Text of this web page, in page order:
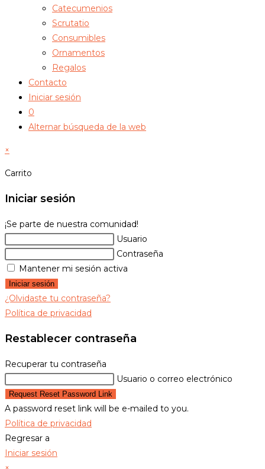
Catecumenios
Scrutatio
Consumibles
Ornamentos
Regalos
Contacto
Iniciar sesión
0
Alternar búsqueda de la web
×
Carrito
Iniciar sesión
¡Se parte de nuestra comunidad!
Usuario
Contraseña
Mantener mi sesión activa
Iniciar sesión
¿Olvidaste tu contraseña?
Política de privacidad
Restablecer contraseña
Recuperar tu contraseña
Usuario o correo electrónico
Request Reset Password Link
A password reset link will be e-mailed to you.
Política de privacidad
Regresar a
Iniciar sesión